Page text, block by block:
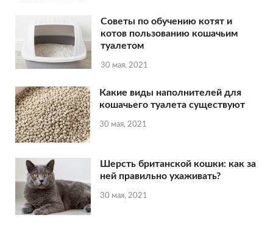
Советы по обучению котят и
котов пользованию кошачьим
туалетом
30 мая, 2021
Какие виды наполнителей для
кошачьего туалета существуют
30 мая, 2021
Шерсть британской кошки: как за
ней правильно ухаживать?
30 мая, 2021